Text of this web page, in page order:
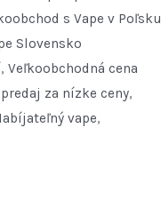
s Vape v Poľsku
Slovensko
, Veľkoobchodná cena
za nízke ceny,
vape,